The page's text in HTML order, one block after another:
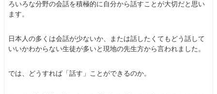
ろいろな分野の会話を積極的に自分から話すことが大切だと思い
ます。
日本人の多くは会話が少ないか、または話したくてもどう話して
いいかわからない生徒が多いと現地の先生方から言われました。
では、どうすれば「話す」ことができるのか。